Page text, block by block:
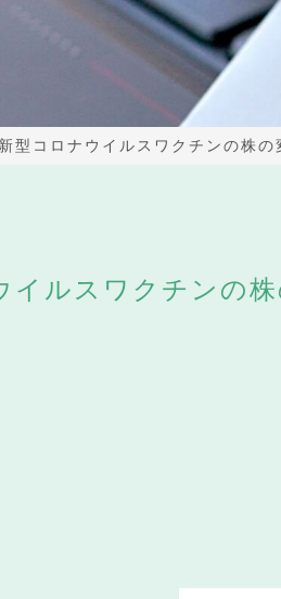
新型コロナウイルスワクチンの株
イルスワクチンの